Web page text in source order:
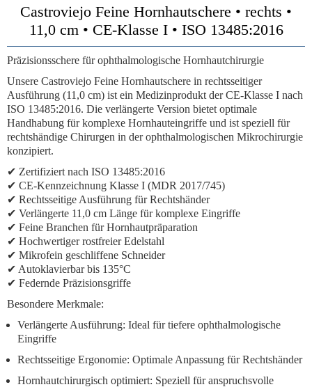
Castroviejo Feine Hornhautschere • rechts •
11,0 cm • CE-Klasse I • ISO 13485:2016
Präzisionsschere für ophthalmologische Hornhautchirurgie
Unsere Castroviejo Feine Hornhautschere in rechtsseitiger
Ausführung (11,0 cm) ist ein Medizinprodukt der CE-Klasse I nach
ISO 13485:2016. Die verlängerte Version bietet optimale
Handhabung für komplexe Hornhauteingriffe und ist speziell für
rechtshändige Chirurgen in der ophthalmologischen Mikrochirurgie
konzipiert.
✔ Zertifiziert nach ISO 13485:2016
✔ CE-Kennzeichnung Klasse I (MDR 2017/745)
✔ Rechtsseitige Ausführung für Rechtshänder
✔ Verlängerte 11,0 cm Länge für komplexe Eingriffe
✔ Feine Branchen für Hornhautpräparation
✔ Hochwertiger rostfreier Edelstahl
✔ Mikrofein geschliffene Schneider
✔ Autoklavierbar bis 135°C
✔ Federnde Präzisionsgriffe
Besondere Merkmale:
Verlängerte Ausführung: Ideal für tiefere ophthalmologische
Eingriffe
Rechtsseitige Ergonomie: Optimale Anpassung für Rechtshänder
Hornhautchirurgisch optimiert: Speziell für anspruchsvolle